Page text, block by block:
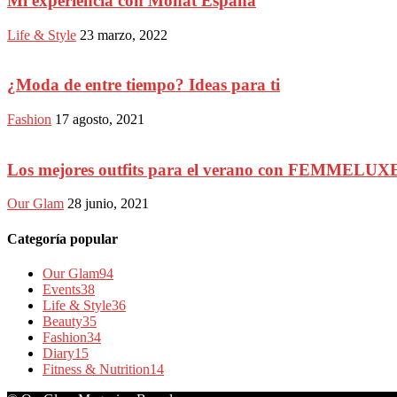
Life & Style 23 marzo, 2022
¿Moda de entre tiempo? Ideas para ti
Fashion 17 agosto, 2021
Los mejores outfits para el verano con
Our Glam 28 junio, 2021
Categoría popular
Our Glam94
Events38
Life & Style36
Beauty35
Fashion34
Diary15
Fitness & Nutrition14